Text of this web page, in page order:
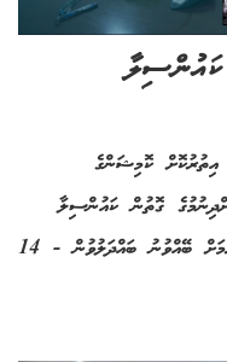
ކޮމިޝަންގެ
ގޮތުން ކައުންސިލާ
ގުޅިގެން ކުރެވިދާނެ ކަންތައްތަކާމެދު މަޝްވަރާ ކުރުމަށް ބޭއްވުނު ބައްދަލުވުން - 14